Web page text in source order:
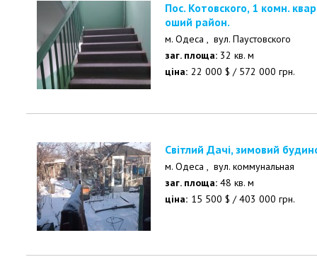
Пос. Котовского, 1 комн. квартира в 5-ти этажке. Хор
оший район.
м. Одеса , вул. Паустовского
заг. площа: 32 кв. м
ціна: 22 000 $ / 572 000 грн.
Світлий Дачі, зимовий
м. Одеса , вул. коммунальная
заг. площа: 48 кв. м
ціна: 15 500 $ /403 000 грн.